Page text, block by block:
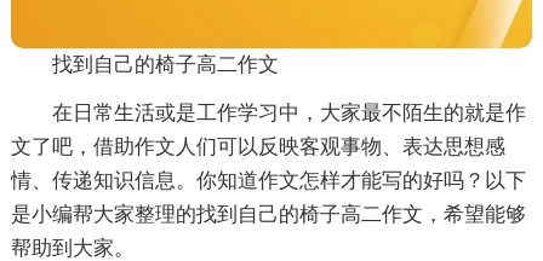
找到自己的椅子高二作文
在日常生活或是工作学习中，大家最不陌生的就是作
文了吧，借助作文人们可以反映客观事物、表达思想感
情、传递知识信息。你知道作文怎样才能写的好吗？以下
是小编帮大家整理的找到自己的椅子高二作文，希望能够
帮助到大家。